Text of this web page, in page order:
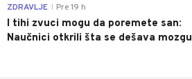
ZDRAVLJE Pre 19 h
I tihi zvuci mogu da poremete san:
Naučnici otkrili šta se dešava mozgu